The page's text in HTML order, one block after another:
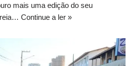
mais uma edição do seu
Continue a ler »